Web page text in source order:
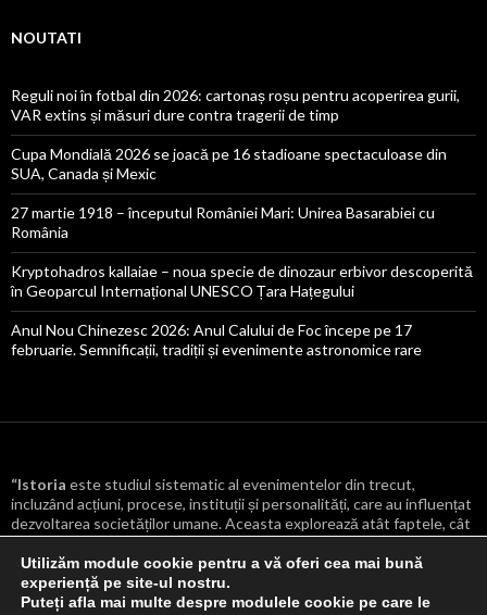
NOUTATI
Reguli noi în fotbal din 2026: cartonaș roșu pentru acoperirea gurii,
VAR extins și măsuri dure contra tragerii de timp
Cupa Mondială 2026 se joacă pe 16 stadioane spectaculoase din
SUA, Canada și Mexic
27 martie 1918 – începutul României Mari: Unirea Basarabiei cu
România
Kryptohadros kallaiae – noua specie de dinozaur erbivor descoperită
în Geoparcul Internațional UNESCO Țara Hațegului
Anul Nou Chinezesc 2026: Anul Calului de Foc începe pe 17
februarie. Semnificații, tradiții și evenimente astronomice rare
“Istoria este studiul sistematic al evenimentelor din trecut,
incluzând acțiuni, procese, instituții și personalități, care au influențat
dezvoltarea societăților umane. Aceasta explorează atât faptele, cât
și cauzele și consecințele lor, oferind o înțelegere mai profundă a
transformărilor culturale, politice, economice și sociale care au
modelat lumea.“
Utilizăm module cookie pentru a vă oferi cea mai bună
experiență pe site-ul nostru.
Puteți afla mai multe despre modulele cookie pe care le